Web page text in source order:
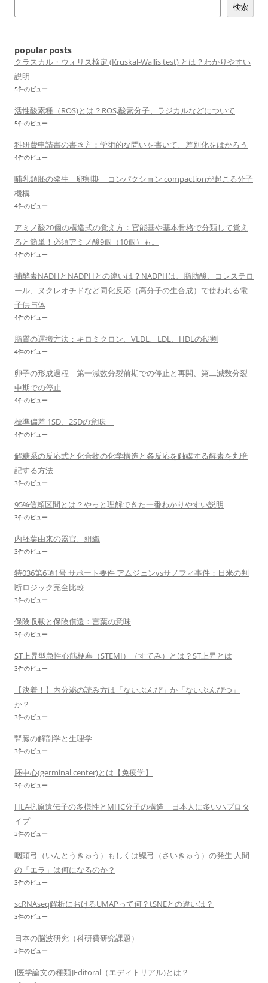
検索
popular posts
クラスカル・ウォリス検定 (Kruskal-Wallis test) とは？わかりやすい
説明
5件のビュー
活性酸素種（ROS)とは？ROS,酸素分子、ラジカルなどについて
5件のビュー
科研費申請書の書き方：学術的な問いを書いて、差別化をはかろう
4件のビュー
哺乳類胚の発生 卵割期 コンパクション compactionが起こる分子
機構
4件のビュー
アミノ酸20個の構造式の覚え方：官能基や基本骨格で分類して覚え
ると簡単！必須アミノ酸9個（10個）も。
4件のビュー
補酵素NADHとNADPHとの違いは？NADPHは、脂肪酸、コレステロ
ール、ヌクレオチドなど同化反応（高分子の生合成）で使われる電
子供与体
4件のビュー
脂質の運搬方法：キロミクロン、VLDL、LDL、HDLの役割
4件のビュー
卵子の形成過程 第一減数分裂前期での停止と再開、第二減数分裂
中期での停止
4件のビュー
標準偏差 1SD、2SDの意味
4件のビュー
解糖系の反応式と化合物の化学構造と各反応を触媒する酵素を丸暗
記する方法
3件のビュー
95%信頼区間とは？やっと理解できた一番わかりやすい説明
3件のビュー
内胚葉由来の器官、組織
3件のビュー
特036第6項1号 サポート要件 アムジェンvsサノフィ事件：日米の判
断ロジック完全比較
3件のビュー
保険収載と保険償還：言葉の意味
3件のビュー
ST上昇型急性心筋梗塞（STEMI）（すてみ）とは？ST上昇とは
3件のビュー
【決着！】内分泌の読み方は「ないぶんぴ」か「ないぶんぴつ」
か？
3件のビュー
腎臓の解剖学と生理学
3件のビュー
胚中心(germinal center)とは【免疫学】
3件のビュー
HLA抗原遺伝子の多様性とMHC分子の構造 日本人に多いハプロタ
イプ
3件のビュー
咽頭弓（いんとうきゅう）もしくは鰓弓（さいきゅう）の発生 人間
の「エラ」は何になるのか？
3件のビュー
scRNAseq解析におけるUMAPって何？tSNEとの違いは？
3件のビュー
日本の脳波研究（科研費研究課題）
3件のビュー
[医学論文の種類]Editoral（エディトリアル)とは？